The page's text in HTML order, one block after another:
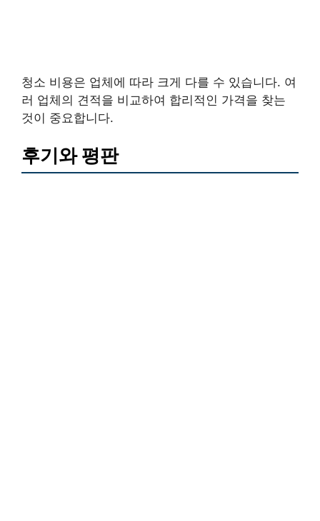
청소 비용은 업체에 따라 크게 다를 수 있습니다. 여
러 업체의 견적을 비교하여 합리적인 가격을 찾는
것이 중요합니다.
후기와 평판